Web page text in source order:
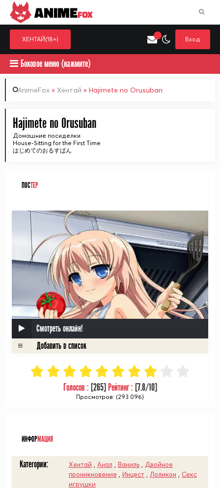
Выберите одну категорию для поиска
ANIMEFOX
ХЕНТАЙ(18+) Вход
Боковое меню (нажмите)
AnimeFox » Хентай » Hajimete no Orusuban
Hajimete no Orusuban
Домашние посиделки
House-Sitting for the First Time
はじめてのおるすばん
ПОСТЕР
Смотреть онлайн!
Голосов : [265] Рейтинг : [7.8/10]
Просмотров: (293 096)
ИНФОРМАЦИЯ
Категории: Хентай Анал Ваниль
Двойное
проникновение
Инцест Лоликон
Секс
игрушки